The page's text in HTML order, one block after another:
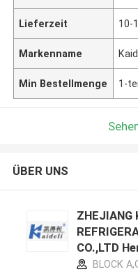
Lieferzeit 10-
Markenname
Min Bestellmenge 1-
ÜBER UNS
ZHEJIANG
CO.,LTD
BLOCK